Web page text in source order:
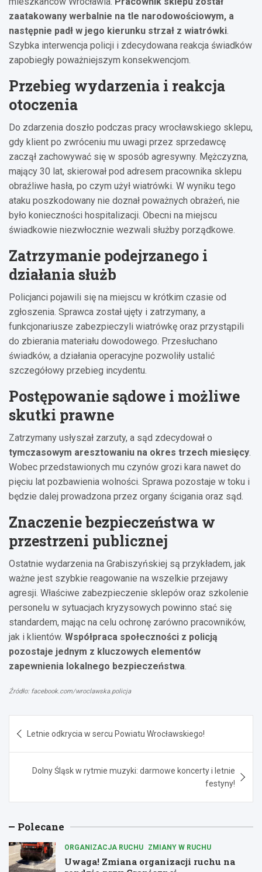
zaatakowany werbalnie na tle narodowościowym, a
następnie padł w jego kierunku strzał z wiatrówki.
Szybka interwencja policji i zdecydowana reakcja świadków
zapobiegły poważniejszym konsekwencjom.
Przebieg wydarzenia i reakcja
otoczenia
Do zdarzenia doszło podczas pracy wrocławskiego sklepu,
gdy klient po zwróceniu mu uwagi przez sprzedawcę
zaczął zachowywać się w sposób agresywny. Mężczyzna,
mający 30 lat, skierował pod adresem pracownika sklepu
obraźliwe hasła, po czym użył wiatrówki. W wyniku tego
ataku poszkodowany nie doznał poważnych obrażeń, nie
było konieczności hospitalizacji. Obecni na miejscu
świadkowie niezwłocznie wezwali służby porządkowe.
Zatrzymanie podejrzanego i
działania służb
Policjanci pojawili się na miejscu w krótkim czasie od
zgłoszenia. Sprawca został ujęty i zatrzymany, a
funkcjonariusze zabezpieczyli wiatrówkę oraz przystąpili
do zbierania materiału dowodowego. Przesłuchano
świadków, a działania operacyjne pozwoliły ustalić
szczegółowy przebieg incydentu.
Postępowanie sądowe i możliwe
skutki prawne
Zatrzymany usłyszał zarzuty, a sąd zdecydował o
tymczasowym aresztowaniu na okres trzech miesięcy.
Wobec przedstawionych mu czynów grozi kara nawet do
pięciu lat pozbawienia wolności. Sprawa pozostaje w toku i
będzie dalej prowadzona przez organy ścigania oraz sąd.
Znaczenie bezpieczeństwa w
przestrzeni publicznej
Ostatnie wydarzenia na Grabiszyńskiej są przykładem, jak
ważne jest szybkie reagowanie na wszelkie przejawy
agresji. Właściwe zabezpieczenie sklepów oraz szkolenie
personelu w sytuacjach kryzysowych powinno stać się
standardem, mając na celu ochronę zarówno pracowników,
jak i klientów. Współpraca społeczności z policją
pozostaje jednym z kluczowych elementów
zapewnienia lokalnego bezpieczeństwa.
Źródło: facebook.com/wroclawska.policja
wpisu
Letnie odkrycia w sercu Powiatu Wrocławskiego!
Dolny Śląsk w rytmie muzyki: darmowe koncerty i letnie
festyny!
Polecane
ORGANIZACJA RUCHU ZMIANY W RUCHU
Uwaga! Zmiana organizacji ruchu na